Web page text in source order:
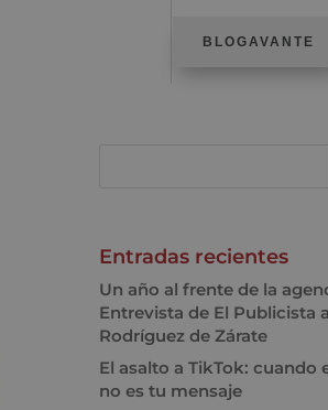
BLOGAVANTE
Entradas recientes
Un año al frente de la
Entrevista de El Publicista
Rodríguez de Zárate
El asalto a TikTok: cuando
no es tu mensaje